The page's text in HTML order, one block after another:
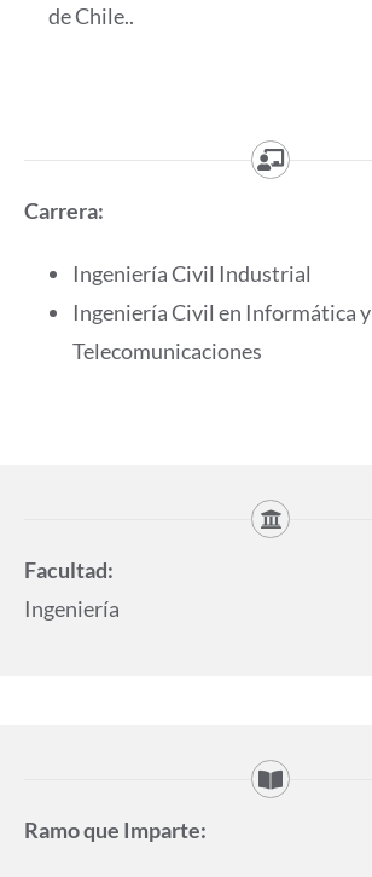
de Chile..
Carrera:
Ingeniería Civil Industrial
Ingeniería Civil en Informática y
Telecomunicaciones
Facultad:
Ingeniería
Ramo que Imparte: